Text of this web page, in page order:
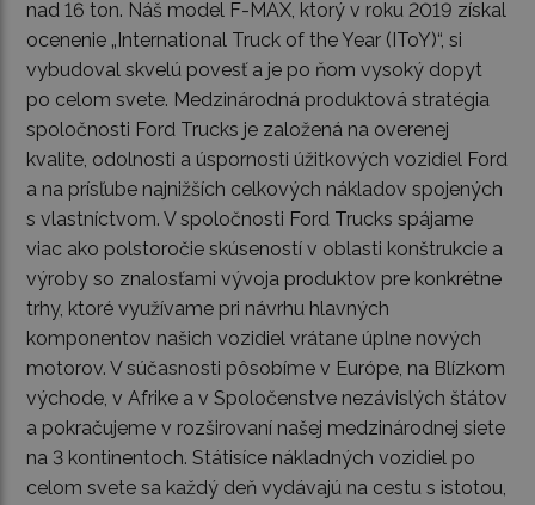
nad 16 ton. Náš model F-MAX, ktorý v roku 2019 získal
ocenenie „International Truck of the Year (IToY)“, si
vybudoval skvelú povesť a je po ňom vysoký dopyt
po celom svete. Medzinárodná produktová stratégia
spoločnosti Ford Trucks je založená na overenej
kvalite, odolnosti a úspornosti úžitkových vozidiel Ford
a na prísľube najnižších celkových nákladov spojených
s vlastníctvom. V spoločnosti Ford Trucks spájame
viac ako polstoročie skúseností v oblasti konštrukcie a
výroby so znalosťami vývoja produktov pre konkrétne
trhy, ktoré využívame pri návrhu hlavných
komponentov našich vozidiel vrátane úplne nových
motorov. V súčasnosti pôsobíme v Európe, na Blízkom
východe, v Afrike a v Spoločenstve nezávislých štátov
a pokračujeme v rozširovaní našej medzinárodnej siete
na 3 kontinentoch. Státisíce nákladných vozidiel po
celom svete sa každý deň vydávajú na cestu s istotou,